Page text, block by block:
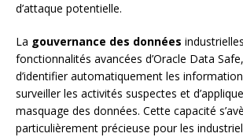
d’attaque potentielle.
La gouvernance des données
fonctionnalités avancées d’Oracle Data
d’identifier automatiquement les
surveiller les activités suspectes et
masquage des données. Cette capacité
particulièrement précieuse pour les